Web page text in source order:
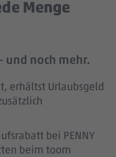
Menge
und noch mehr.
erhältst Urlaubsgeld
bei PENNY
beim toom